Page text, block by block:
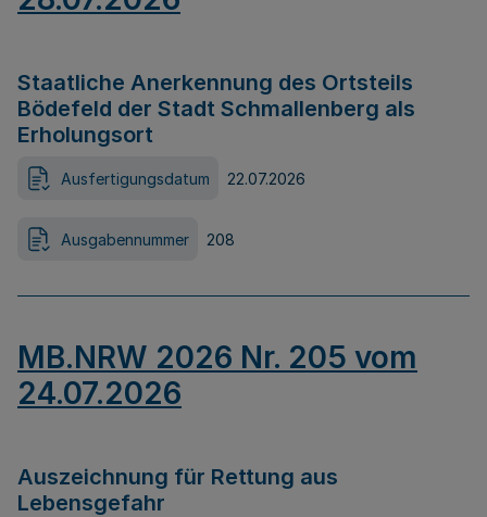
Staatliche Anerkennung des Ortsteils
Bödefeld der Stadt Schmallenberg als
Erholungsort
Ausfertigungsdatum 22.07.2026
Ausgabennummer 208
MB.NRW 2026 Nr. 205 vom
24.07.2026
Auszeichnung für Rettung aus
Lebensgefahr